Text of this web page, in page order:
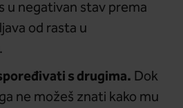
u negativan stav prema
od rasta u
s drugima. Dok
ne možeš znati kako mu